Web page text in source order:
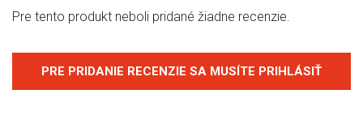
Pre tento produkt neboli pridané žiadne recenzie.
PRE PRIDANIE RECENZIE SA MUSÍTE PRIHLÁSIŤ